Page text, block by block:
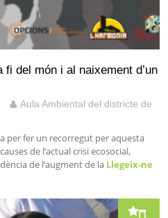
del món i al naixement d’un
Aula Ambiental del districte de
per fer un recorregut per aquesta
de l’actual crisi ecosocial,
de l’augment de la Llegeix-ne